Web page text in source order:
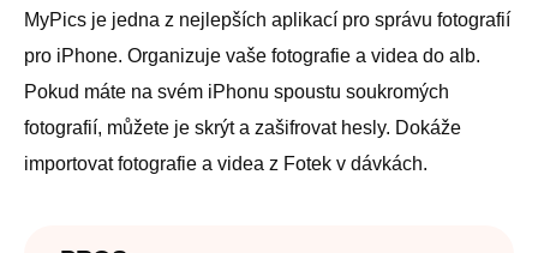
MyPics je jedna z nejlepších aplikací pro správu fotografií
pro iPhone. Organizuje vaše fotografie a videa do alb.
Pokud máte na svém iPhonu spoustu soukromých
fotografií, můžete je skrýt a zašifrovat hesly. Dokáže
importovat fotografie a videa z Fotek v dávkách.